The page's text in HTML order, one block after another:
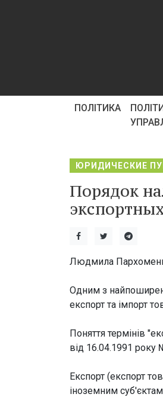
ПОЛІТИКА
ЮРИДИЧЕСКИЕ
Порядок
Людмила
Одним з
експорт та імпорт
Поняття термінів
від 16.04.1991 року
Експорт (експорт
іноземним